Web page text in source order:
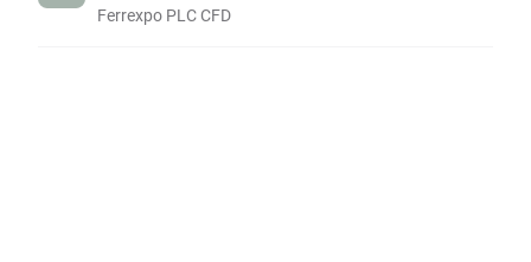
Ferrexpo PLC CFD